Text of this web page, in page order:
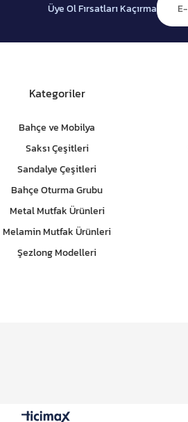
Üye Ol Fırsatları Kaçırma
Kategoriler
Bahçe ve Mobilya
Saksı Çeşitleri
Sandalye Çeşitleri
Bahçe Oturma Grubu
Metal Mutfak Ürünleri
Melamin Mutfak Ürünleri
Şezlong Modelleri